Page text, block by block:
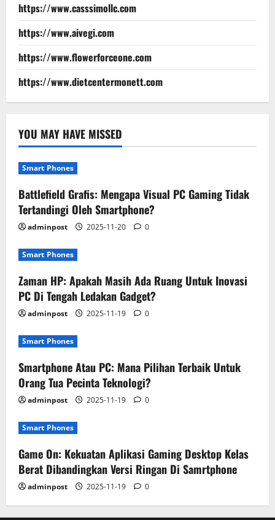
https://www.casssimollc.com
https://www.aivegi.com
https://www.flowerforceone.com
https://www.dietcentermonett.com
YOU MAY HAVE MISSED
Smart Phones
Battlefield Grafis: Mengapa Visual PC Gaming Tidak
Tertandingi Oleh Smartphone?
adminpost 2025-11-20 0
Smart Phones
Zaman HP: Apakah Masih Ada Ruang Untuk Inovasi
PC Di Tengah Ledakan Gadget?
adminpost 2025-11-19 0
Smart Phones
Smartphone Atau PC: Mana Pilihan Terbaik Untuk
Orang Tua Pecinta Teknologi?
adminpost 2025-11-19 0
Smart Phones
Game On: Kekuatan Aplikasi Gaming Desktop Kelas
Berat Dibandingkan Versi Ringan Di Samrtphone
adminpost 2025-11-19 0